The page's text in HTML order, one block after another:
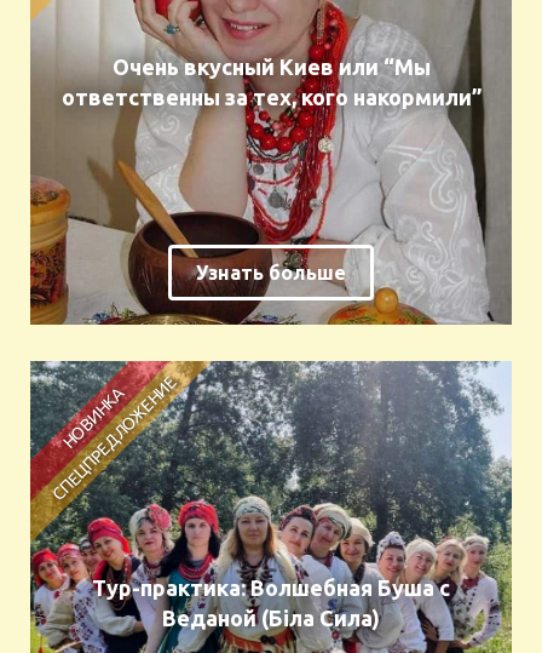
Очень вкусный Киев или “Мы
ответственны за тех, кого накормили”
Узнать больше
Тур-практика: Волшебная Буша с
Веданой (Біла Сила)